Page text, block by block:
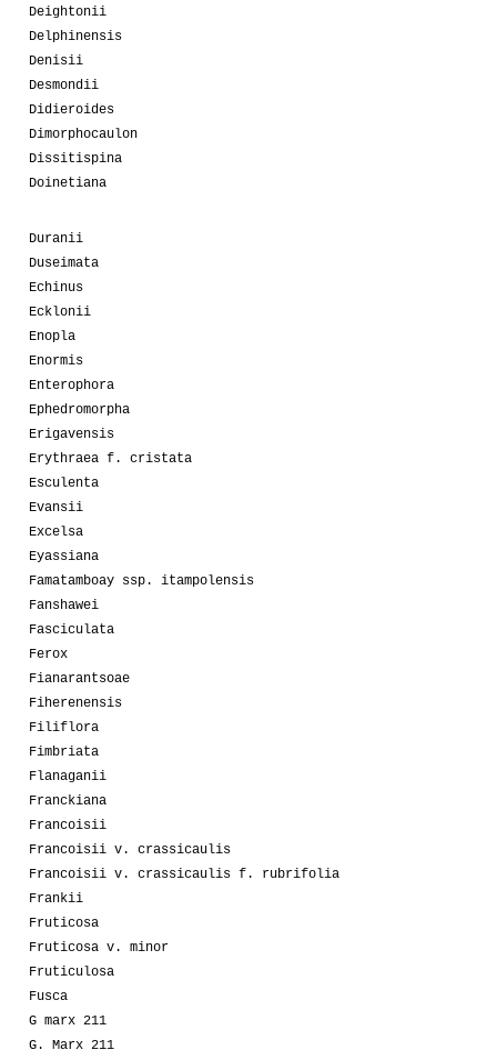
Deightonii
Delphinensis
Denisii
Desmondii
Didieroides
Dimorphocaulon
Dissitispina
Doinetiana
Duranii
Duseimata
Echinus
Ecklonii
Enopla
Enormis
Enterophora
Ephedromorpha
Erigavensis
Erythraea f. cristata
Esculenta
Evansii
Excelsa
Eyassiana
Famatamboay ssp. itampolensis
Fanshawei
Fasciculata
Ferox
Fianarantsoae
Fiherenensis
Filiflora
Fimbriata
Flanaganii
Franckiana
Francoisii
Francoisii v. crassicaulis
Francoisii v. crassicaulis f. rubrifolia
Frankii
Fruticosa
Fruticosa v. minor
Fruticulosa
Fusca
G marx 211
G. Marx 211